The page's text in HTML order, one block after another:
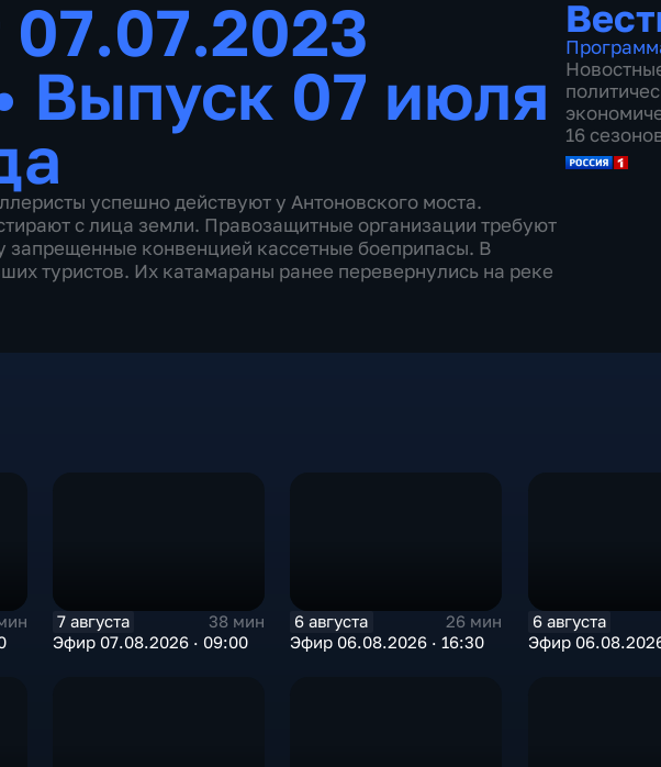
Выпуск 07 июля
успешно действуют у Антоновского моста.
с лица земли. Правозащитные организации требуют
запрещенные конвенцией кассетные боеприпасы. В
туристов. Их катамараны ранее перевернулись на реке
16
7 августа
38 мин
Эфир 07.08.2026 · 09:00
6 августа
26 мин
Эфир 06.08.2026 · 16:30
6 августа
Эфир